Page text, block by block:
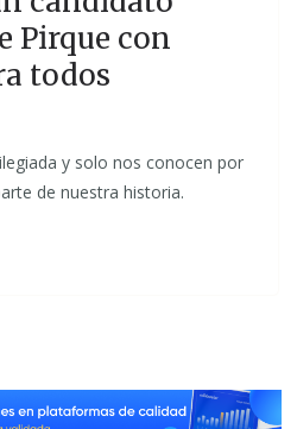
Pirque con
todos
y solo nos conocen por
de nuestra historia.